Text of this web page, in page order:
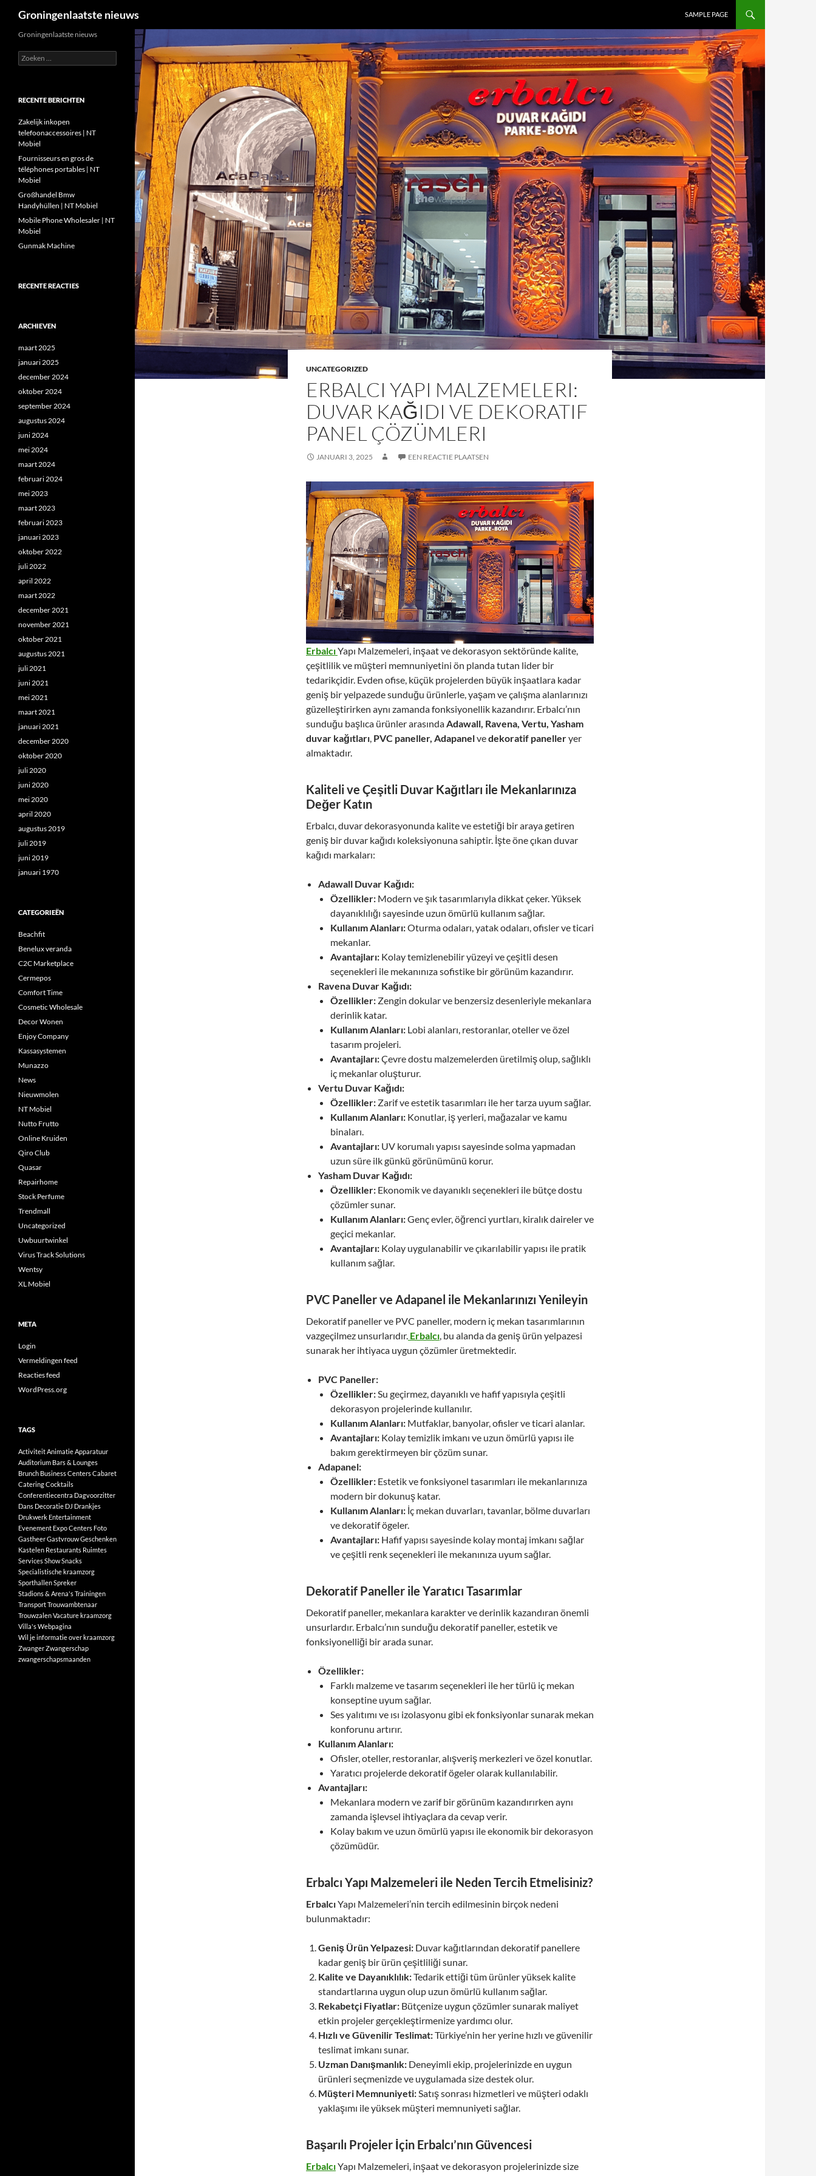
Groningenlaatste nieuws SAMPLE PAGE
UNCATEGORIZED
ERBALCI YAPI MALZEMELERI:
DUVAR KAĞIDI VE DEKORATIF
PANEL ÇÖZÜMLERI
JANUARI 3, 2025 EEN REACTIE PLAATSEN
ErbalcıYapı Malzemeleri, inşaat ve dekorasyon sektöründe kalite,
çeşitlilik ve müşteri memnuniyetini ön planda tutan lider bir
tedarikçidir. Evden ofise, küçük projelerden büyük inşaatlara kadar
geniş bir yelpazede sunduğu ürünlerle, yaşam ve çalışma alanlarınızı
güzelleştirirken aynı zamanda fonksiyonellik kazandırır. Erbalcı’nın
sunduğu başlıca ürünler arasındaAdawall, Ravena, Vertu, Yasham
duvar kağıtları, PVC paneller, Adapanelvedekoratif panelleryer
almaktadır.
Kaliteli ve Çeşitli Duvar Kağıtları ile Mekanlarınıza
Değer Katın
Erbalcı, duvar dekorasyonunda kalite ve estetiği bir araya getiren
geniş bir duvar kağıdı koleksiyonuna sahiptir. İşte öne çıkan duvar
kağıdı markaları:
Adawall Duvar Kağıdı:
Özellikler: Modern ve şık tasarımlarıyla dikkat çeker. Yüksek
dayanıklılığı sayesinde uzun ömürlü kullanım sağlar.
Kullanım Alanları:Oturma odaları, yatak odaları, ofisler ve ticari
mekanlar.
Avantajları: Kolay temizlenebilir yüzeyi ve çeşitli desen
seçenekleri ile mekanınıza sofistike bir görünüm kazandırır.
Ravena Duvar Kağıdı:
Özellikler: Zengin dokular ve benzersiz desenleriyle mekanlara
derinlik katar.
Kullanım Alanları: Lobi alanları, restoranlar, oteller ve özel
tasarım projeleri.
Avantajları:Çevre dostu malzemelerden üretilmiş olup, sağlıklı
iç mekanlar oluşturur.
Vertu Duvar Kağıdı:
Özellikler: Zarif ve estetik tasarımları ile her tarza uyum sağlar.
Kullanım Alanları: Konutlar, iş yerleri, mağazalar ve kamu
binaları.
Avantajları: UV korumalı yapısı sayesinde solma yapmadan
uzun süre ilk günkü görünümünü korur.
Yasham Duvar Kağıdı:
Özellikler: Ekonomik ve dayanıklı seçenekleri ile bütçe dostu
çözümler sunar.
Kullanım Alanları:Genç evler, öğrenci yurtları, kiralık daireler ve
geçici mekanlar.
Avantajları: Kolay uygulanabilir ve çıkarılabilir yapısı ile pratik
kullanım sağlar.
PVC Paneller ve Adapanel ile Mekanlarınızı Yenileyin
Dekoratif paneller ve PVC paneller, modern iç mekan tasarımlarının
vazgeçilmez unsurlarıdır. Erbalcı, bu alanda da geniş ürün yelpazesi
sunarak her ihtiyaca uygun çözümler üretmektedir.
PVC Paneller:
Özellikler:Su geçirmez, dayanıklı ve hafif yapısıyla çeşitli
dekorasyon projelerinde kullanılır.
Kullanım Alanları: Mutfaklar, banyolar, ofisler ve ticari alanlar.
Avantajları: Kolay temizlik imkanı ve uzun ömürlü yapısı ile
bakım gerektirmeyen bir çözüm sunar.
Adapanel:
Özellikler: Estetik ve fonksiyonel tasarımları ile mekanlarınıza
modern bir dokunuş katar.
Kullanım Alanları: İç mekan duvarları, tavanlar, bölme duvarları
ve dekoratif ögeler.
Avantajları: Hafif yapısı sayesinde kolay montaj imkanı sağlar
ve çeşitli renk seçenekleri ile mekanınıza uyum sağlar.
Dekoratif Paneller ile Yaratıcı Tasarımlar
Dekoratif paneller, mekanlara karakter ve derinlik kazandıran önemli
unsurlardır. Erbalcı’nın sunduğu dekoratif paneller, estetik ve
fonksiyonelliği bir arada sunar.
Özellikler:
Farklı malzeme ve tasarım seçenekleri ile her türlü iç mekan
konseptine uyum sağlar.
Ses yalıtımı ve ısı izolasyonu gibi ek fonksiyonlar sunarak mekan
konforunu artırır.
Kullanım Alanları:
Ofisler, oteller, restoranlar, alışveriş merkezleri ve özel konutlar.
Yaratıcı projelerde dekoratif ögeler olarak kullanılabilir.
Avantajları:
Mekanlara modern ve zarif bir görünüm kazandırırken aynı
zamanda işlevsel ihtiyaçlara da cevap verir.
Kolay bakım ve uzun ömürlü yapısı ile ekonomik bir dekorasyon
çözümüdür.
Erbalcı Yapı Malzemeleri ile Neden Tercih Etmelisiniz?
ErbalcıYapı Malzemeleri’nin tercih edilmesinin birçok nedeni
bulunmaktadır:
Geniş Ürün Yelpazesi: Duvar kağıtlarından dekoratif panellere
kadar geniş bir ürün çeşitliliği sunar.
Kalite ve Dayanıklılık:Tedarik ettiği tüm ürünler yüksek kalite
standartlarına uygun olup uzun ömürlü kullanım sağlar.
Rekabetçi Fiyatlar: Bütçenize uygun çözümler sunarak maliyet
etkin projeler gerçekleştirmenize yardımcı olur.
Hızlı ve Güvenilir Teslimat:Türkiye’nin her yerine hızlı ve güvenilir
teslimat imkanı sunar.
Uzman Danışmanlık: Deneyimli ekip, projelerinizde en uygun
ürünleri seçmenizde ve uygulamada size destek olur.
Müşteri Memnuniyeti:Satış sonrası hizmetleri ve müşteri odaklı
yaklaşımı ile yüksek müşteri memnuniyeti sağlar.
Başarılı Projeler İçin Erbalcı’nın Güvencesi
ErbalcıYapı Malzemeleri, inşaat ve dekorasyon projelerinizde size
Groningenlaatste nieuws
Zoeken
naar:
RECENTE BERICHTEN
Zakelijk inkopen
telefoonaccessoires | NT
Mobiel
Fournisseurs en gros de
téléphones portables | NT
Mobiel
Großhandel Bmw
Handyhüllen | NT Mobiel
Mobile Phone Wholesaler | NT
Mobiel
Gunmak Machine
RECENTE REACTIES
ARCHIEVEN
maart 2025
januari 2025
december 2024
oktober 2024
september 2024
augustus 2024
juni 2024
mei 2024
maart 2024
februari 2024
mei 2023
maart 2023
februari 2023
januari 2023
oktober 2022
juli 2022
april 2022
maart 2022
december 2021
november 2021
oktober 2021
augustus 2021
juli 2021
juni 2021
mei 2021
maart 2021
januari 2021
december 2020
oktober 2020
juli 2020
juni 2020
mei 2020
april 2020
augustus 2019
juli 2019
juni 2019
januari 1970
CATEGORIEËN
Beachfit
Benelux veranda
C2C Marketplace
Cermepos
Comfort Time
Cosmetic Wholesale
Decor Wonen
Enjoy Company
Kassasystemen
Munazzo
News
Nieuwmolen
NT Mobiel
Nutto Frutto
Online Kruiden
Qiro Club
Quasar
Repairhome
Stock Perfume
Trendmall
Uncategorized
Uwbuurtwinkel
Virus Track Solutions
Wentsy
XL Mobiel
META
Login
Vermeldingen feed
Reacties feed
WordPress.org
TAGS
ActiviteitAnimatieApparatuur
Auditorium Bars & Lounges
Brunch Business CentersCabaret
CateringCocktails
Conferentiecentra Dagvoorzitter
Dans Decoratie DJ Drankjes
Drukwerk Entertainment
Evenement Expo Centers Foto
GastheerGastvrouwGeschenken
Kastelen Restaurants Ruimtes
ServicesShowSnacks
Specialistische kraamzorg
SporthallenSpreker
Stadions & Arena'sTrainingen
TransportTrouwambtenaar
TrouwzalenVacature kraamzorg
Villa'sWebpagina
Wil je informatie over kraamzorg
ZwangerZwangerschap
zwangerschapsmaanden